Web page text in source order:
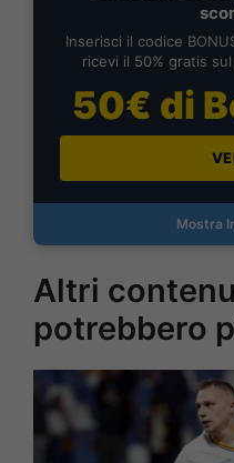
Inserisci il codice
ricevi il 50% gratis
50€ di
Mostra
Altri
potrebbero